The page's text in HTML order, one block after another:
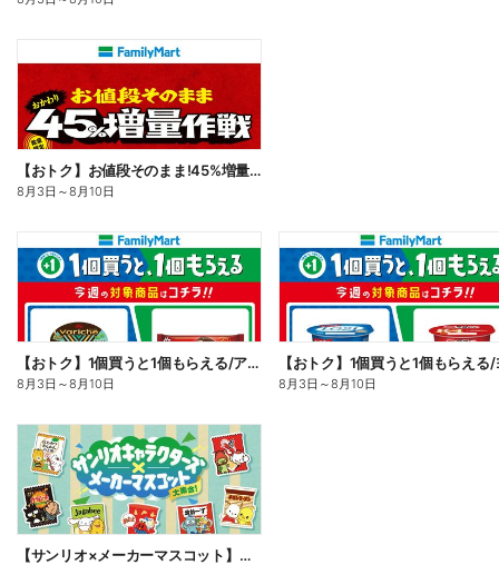
【おトク】お値段そのまま!45%増量作戦!
8月3日 ～8月10日
【おトク】1個買うと1個もらえる/アイス
8月3日 ～8月10日 8月3日 ～8月10日
【サンリオ×メーカーマスコット】オリジナルグッズ貰える!